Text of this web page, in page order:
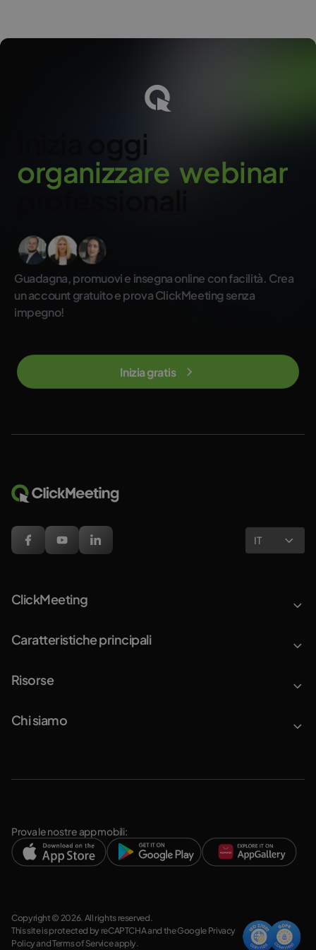
o
Inizia oggi
organizzare webinar
professionali
Guadagna, promuovi e insegna online con facilità. Crea
un account gratuito e prova ClickMeeting senza
impegno!
Inizia gratis
IT
ClickMeeting
Caratteristiche principali
Risorse
Chi siamo
Prova le nostre app mobili:
Copyright © 2026. All rights reserved.
This site is protected by reCAPTCHA and the Google Privacy
PolicyandTerms of Serviceapply.